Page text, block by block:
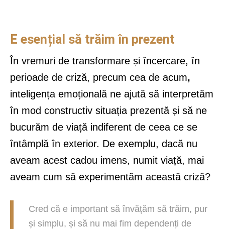
E esențial să trăim în prezent
În vremuri de transformare și încercare, în
perioade de criză, precum cea de acum,
inteligența emoțională ne ajută să interpretăm
în mod constructiv situația prezentă și să ne
bucurăm de viață indiferent de ceea ce se
întâmplă în exterior. De exemplu, dacă nu
aveam acest cadou imens, numit viață, mai
aveam cum să experimentăm această criză?
Cred că e important să învățăm să trăim, pur
și simplu, și să nu mai fim dependenți de